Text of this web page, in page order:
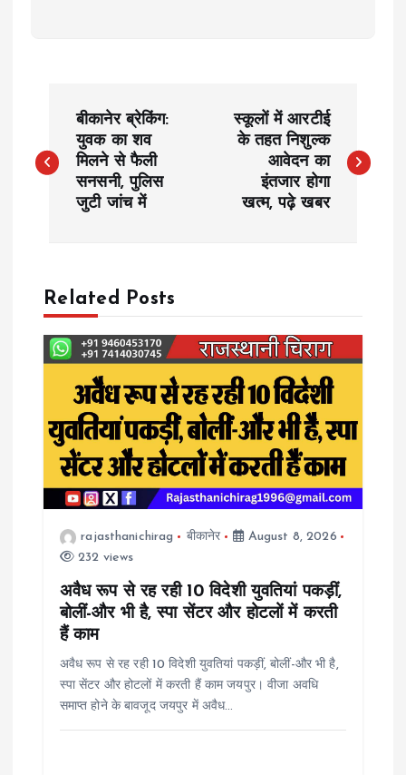
o
n
a
v
a
बीकानेर ब्रेकिंग:
युवक का शव
मिलने से फैली
सनसनी, पुलिस
जुटी जांच में
स्कूलों में आरटीई
के तहत निशुल्क
आवेदन का
इंतजार होगा
खत्म, पढ़े खबर
Related Posts
rajasthanichirag बीकानेर
August 8, 2026
232 views
अवैध रूप से रह रही 10 विदेशी युवतियां पकड़ीं,
बोलीं-और भी है, स्पा सेंटर और होटलों में करती
हैं काम
अवैध रूप से रह रही 10 विदेशी युवतियां पकड़ीं, बोलीं-और भी है,
स्पा सेंटर और होटलों में करती हैं काम जयपुर। वीजा अवधि
समाप्त होने के बावजूद जयपुर में अवैध…